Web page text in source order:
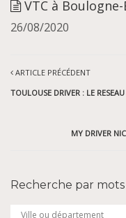
VTC à
26/08/2020
ARTICLE PRÉCÉDENT
TOULOUSE DRIVER : LE
MY DRIVER
Recherche par